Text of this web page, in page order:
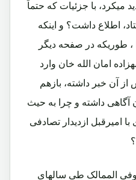
میکرد، با جزئیات که حتماً
اطلاع داشت؟ و اینکه
، طوریکه در صفحه دیگر
امان الله خان وارد
آن خبر داشته، بازهم
آگاهی داشته و چرا به حیث
امیرقبل ازدیدار تصادفی
الممالک طی سالهای